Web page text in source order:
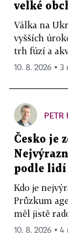
velké
Válka na
vyšších
trh fúzí a
10. 8. 2026 ▪ 3
PETR
Česko je
podle
Kdo je
Průzkum
měl jistě
10. 8. 2026 ▪ 4